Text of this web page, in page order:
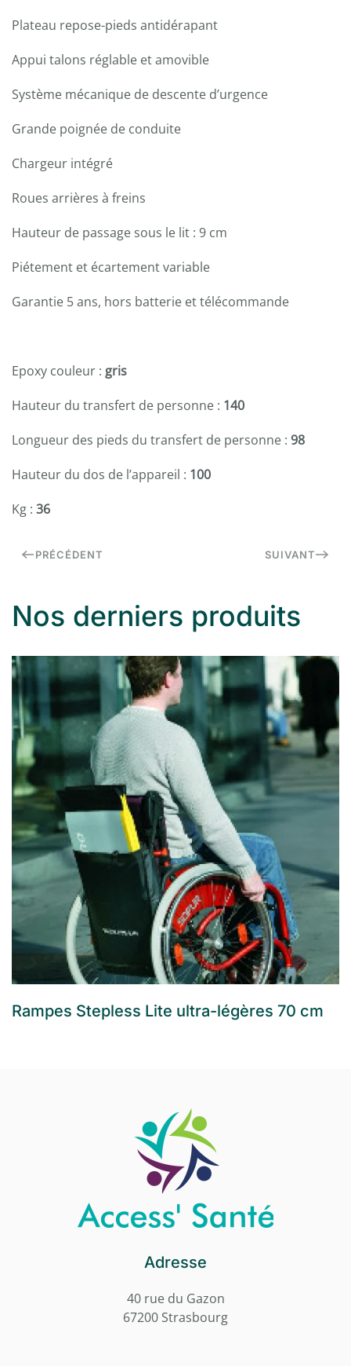
Plateau repose-pieds antidérapant
Appui talons réglable et amovible
Système mécanique de descente d’urgence
Grande poignée de conduite
Chargeur intégré
Roues arrières à freins
Hauteur de passage sous le lit : 9 cm
Piétement et écartement variable
Garantie 5 ans, hors batterie et télécommande
Epoxy couleur : gris
Hauteur du transfert de personne : 140
Longueur des pieds du transfert de personne : 98
Hauteur du dos de l’appareil : 100
Kg : 36
PRÉCÉDENT SUIVANT
Nos derniers produits
Rampes Stepless Lite ultra-légères 70 cm
Adresse
40 rue du Gazon
67200 Strasbourg